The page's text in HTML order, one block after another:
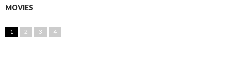
MOVIES
1 2 3 4